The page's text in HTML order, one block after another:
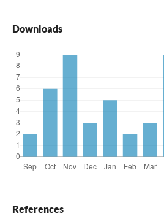
Downloads
References